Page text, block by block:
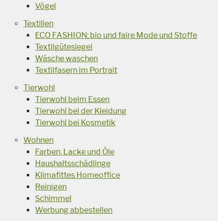
Vögel
Textilien
ECO FASHION: bio und faire Mode und Stoffe
Textilgütesiegel
Wäsche waschen
Textilfasern im Portrait
Tierwohl
Tierwohl beim Essen
Tierwohl bei der Kleidung
Tierwohl bei Kosmetik
Wohnen
Farben, Lacke und Öle
Haushaltsschädlinge
Klimafittes Homeoffice
Reinigen
Schimmel
Werbung abbestellen